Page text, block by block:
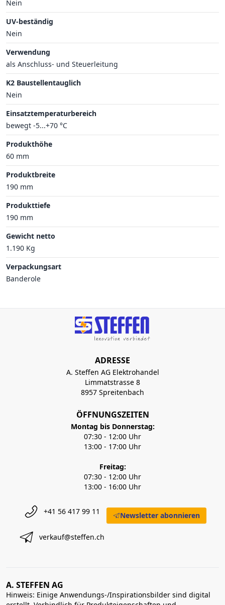
Nein
UV-beständig
Nein
Verwendung
als Anschluss- und Steuerleitung
K2 Baustellentauglich
Nein
Einsatztemperaturbereich
bewegt -5...+70 °C
Produkthöhe
60 mm
Produktbreite
190 mm
Produkttiefe
190 mm
Gewicht netto
1.190 Kg
Verpackungsart
Banderole
ADRESSE
A. Steffen AG Elektrohandel
Limmatstrasse 8
8957 Spreitenbach
ÖFFNUNGSZEITEN
Montag bis Donnerstag:
07:30 - 12:00 Uhr
13:00 - 17:00 Uhr
Freitag:
07:30 - 12:00 Uhr
13:00 - 16:00 Uhr
+41 56 417 99 11
verkauf@steffen.ch
Newsletter abonnieren
A. STEFFEN AG
Hinweis: Einige Anwendungs-/Inspirationsbilder sind digital